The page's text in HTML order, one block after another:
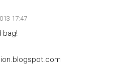
17:47
bag!